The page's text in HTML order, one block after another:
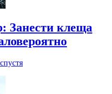
Занести клеща